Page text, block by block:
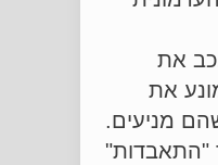
את
את
מניעים.
"התאבדות"